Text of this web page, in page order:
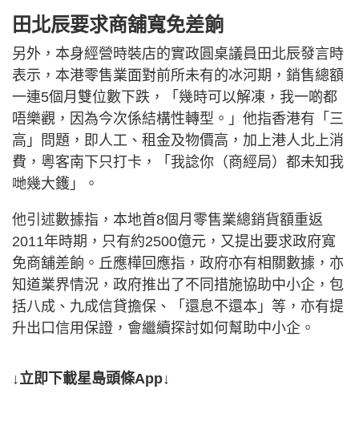
田北辰要求商舖寬免差餉
另外，本身經營時裝店的實政圓桌議員田北辰發言時
表示，本港零售業面對前所未有的冰河期，銷售總額
一連5個月雙位數下跌，「幾時可以解凍，我一啲都
唔樂觀，因為今次係結構性轉型。」他指香港有「三
高」問題，即人工、租金及物價高，加上港人北上消
費，粵客南下只打卡，「我諗你（商經局）都未知我
哋幾大鑊」。
他引述數據指，本地首8個月零售業總銷貨額重返
2011年時期，只有約2500億元，又提出要求政府寬
免商舖差餉。丘應樺回應指，政府亦有相關數據，亦
知道業界情況，政府推出了不同措施協助中小企，包
括八成、九成信貸擔保、「還息不還本」等，亦有提
升出口信用保證，會繼續探討如何幫助中小企。
↓立即下載星島頭條App↓